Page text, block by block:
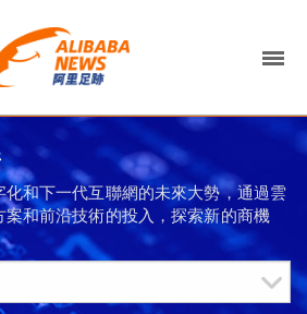
化和下一代互聯網的未來大勢，通過雲
案和前沿技術的投入，探索新的商機